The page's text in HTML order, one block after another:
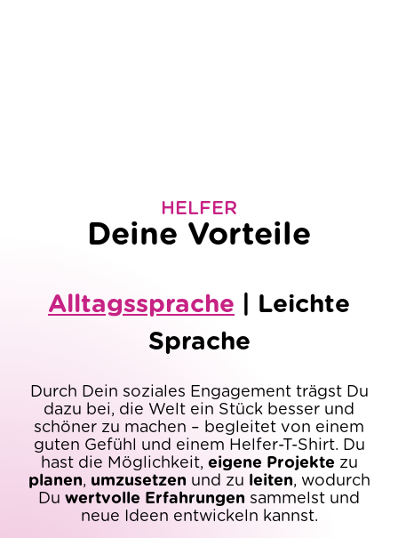
HELFER
Deine Vorteile
Alltagssprache
Leichte
Sprache
Durch Dein soziales Engagement trägst Du
dazu bei, die Welt ein Stück besser und
schöner zu machen – begleitet von einem
guten Gefühl und einem Helfer-T-Shirt. Du
hast die Möglichkeit, eigene Projektezu
planen, umzusetzen und zu leiten, wodurch
Du wertvolle Erfahrungen sammelst und
neue Ideen entwickeln kannst.